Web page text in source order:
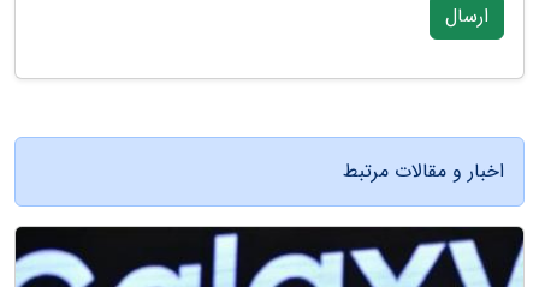
ارسال
اخبار و مقالات مرتبط